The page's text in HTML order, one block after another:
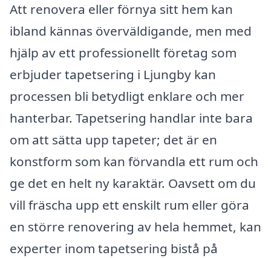
Att renovera eller förnya sitt hem kan
ibland kännas överväldigande, men med
hjälp av ett professionellt företag som
erbjuder tapetsering i Ljungby kan
processen bli betydligt enklare och mer
hanterbar. Tapetsering handlar inte bara
om att sätta upp tapeter; det är en
konstform som kan förvandla ett rum och
ge det en helt ny karaktär. Oavsett om du
vill fräscha upp ett enskilt rum eller göra
en större renovering av hela hemmet, kan
experter inom tapetsering bistå på